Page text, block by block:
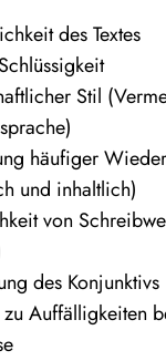
des Textes
Stil
häu­fi­ger
und inhaltlich)
von
des Konjunktivs
Auf­fäl­lig­kei­ten